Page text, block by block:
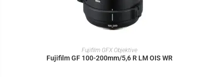
IN DEN WARENKORB
Fujifilm GFX Objektive
Fujifilm GF 100-200mm/5,6 R LM OIS WR